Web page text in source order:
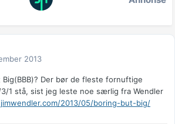
2013
Der bør de fleste fornuftige
1 stå, sist jeg leste noe særlig fra Wendler
2013/05/boring-but-big/